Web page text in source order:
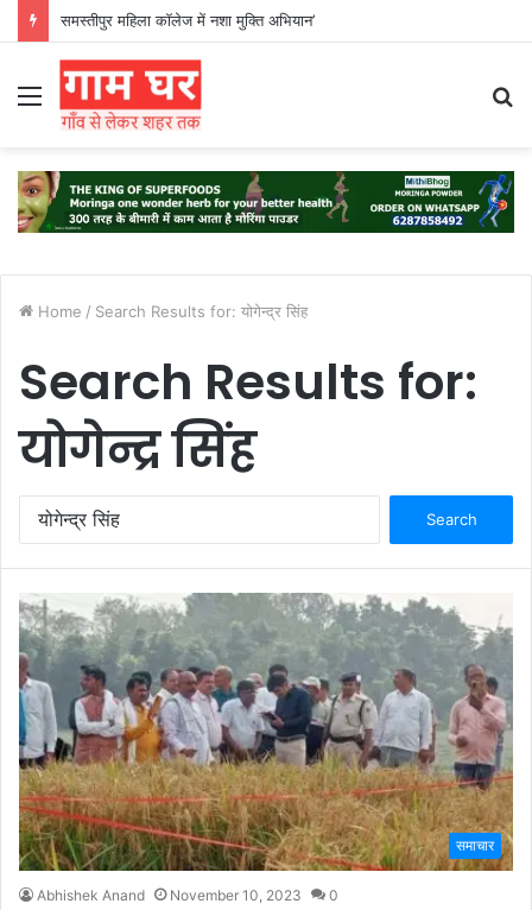
समस्तीपुर महिला कॉलेज में नशा मुक्ति अभियान’
Menu
Home / Search Results for: योगेन्द्र सिंह
Search Results for:
योगेन्द्र सिंह
समाचार
Abhishek Anand November 10, 2023 0